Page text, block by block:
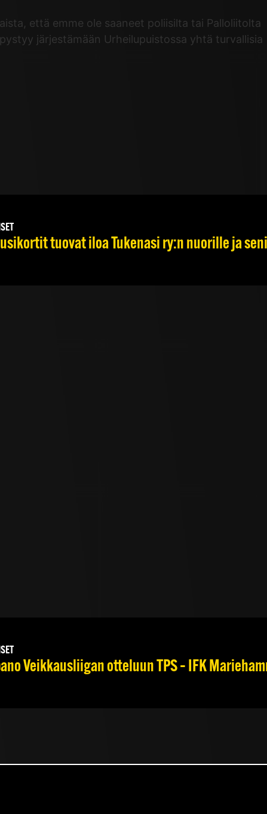
että emme ole saaneet poliisilta tai Palloliitolta
järjestämään Urheilupuistossa yhtä turvallisia
tuovat iloa Tukenasi ry:n nuorille ja
Veikkausliigan otteluun TPS – IFK